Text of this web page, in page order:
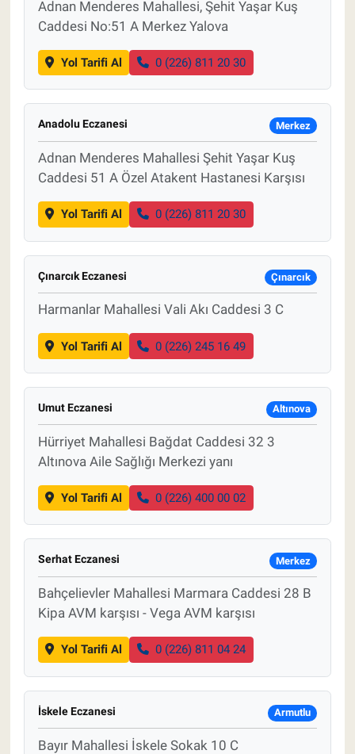
Adnan Menderes Mahallesi, Şehit Yaşar Kuş
Caddesi No:51 A Merkez Yalova
Yol Tarifi Al 0 (226) 811 20 30
Anadolu Eczanesi Merkez
Adnan Menderes Mahallesi Şehit Yaşar Kuş
Caddesi 51 A Özel Atakent Hastanesi Karşısı
Yol Tarifi Al 0 (226) 811 20 30
Çınarcık Eczanesi Çınarcık
Harmanlar Mahallesi Vali Akı Caddesi 3 C
Yol Tarifi Al 0 (226) 245 16 49
Umut Eczanesi Altınova
Hürriyet Mahallesi Bağdat Caddesi 32 3
Altınova Aile Sağlığı Merkezi yanı
Yol Tarifi Al 0 (226) 400 00 02
Serhat Eczanesi Merkez
Bahçelievler Mahallesi Marmara Caddesi 28 B
Kipa AVM karşısı - Vega AVM karşısı
Yol Tarifi Al 0 (226) 811 04 24
İskele Eczanesi Armutlu
Bayır Mahallesi İskele Sokak 10 C